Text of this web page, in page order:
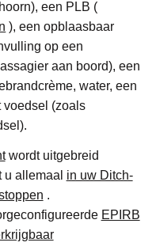
een PLB (
), een opblaasbaar
op een
aan boord), een
water, een
voedsel (zoals
wordt uitgebreid
u allemaal in uw Ditch-
.
EPIRB